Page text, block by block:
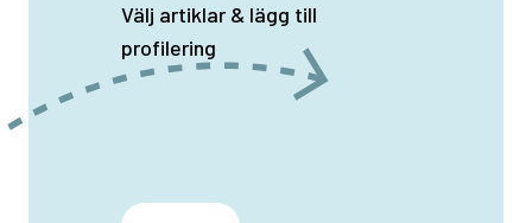
Välj artiklar & lägg till
profilering